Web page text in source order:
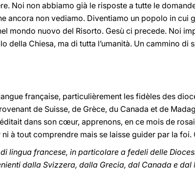
Noi non abbiamo già le risposte a tutte le
ancora non vediamo. Diventiamo un popolo in
mondo nuovo del Risorto. Gesù ci precede. Noi
della Chiesa, ma di tutta l’umanità. Un cammino di
française, particulièrement les fidèles des
de Suisse, de Grèce, du Canada et de
dans son cœur, apprenons, en ce mois de
à tout comprendre mais se laisse guider par la foi.
lingua francese, in particolare a fedeli delle
dalla Svizzera, dalla Grecia, dal Canada e dal